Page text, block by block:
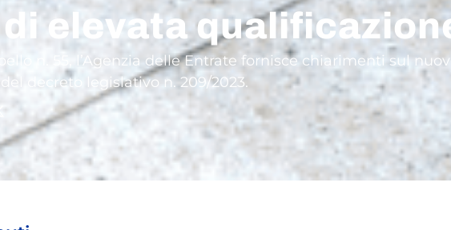
elevata
n. 55, l’Agenzia delle Entrate fornisce chiarimenti sul
decreto legislativo n. 209/2023.